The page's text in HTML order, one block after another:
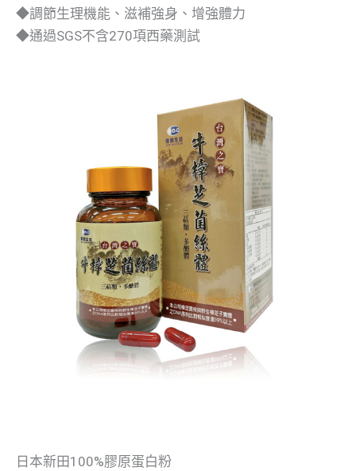
◆調節生理機能、滋補強身、增強體力
◆通過SGS不含270項西藥測試
日本新田100%膠原蛋白粉